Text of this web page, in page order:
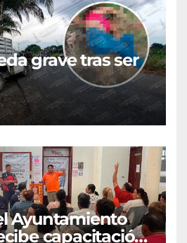
grave tras ser
Ayuntamiento
capacitación